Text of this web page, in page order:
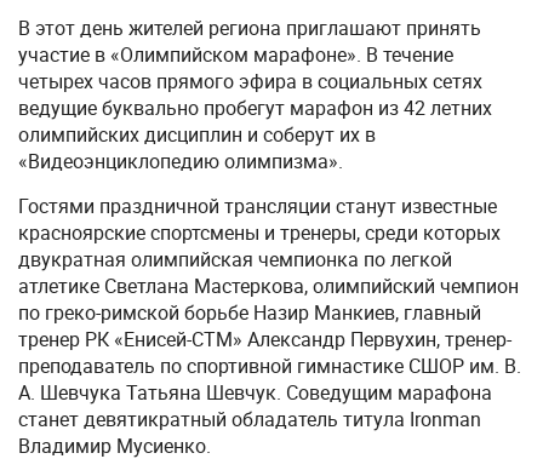
В этот день жителей региона приглашают принять
участие в «Олимпийском марафоне». В течение
четырех часов прямого эфира в социальных сетях
ведущие буквально пробегут марафон из 42 летних
олимпийских дисциплин и соберут их в
«Видеоэнциклопедию олимпизма».
Гостями праздничной трансляции станут известные
красноярские спортсмены и тренеры, среди которых
двукратная олимпийская чемпионка по легкой
атлетике Светлана Мастеркова, олимпийский чемпион
по греко-римской борьбе Назир Манкиев, главный
тренер РК «Енисей-СТМ» Александр Первухин, тренер-
преподаватель по спортивной гимнастике СШОР им. В.
А. Шевчука Татьяна Шевчук. Соведущим марафона
станет девятикратный обладатель титула Ironman
Владимир Мусиенко.